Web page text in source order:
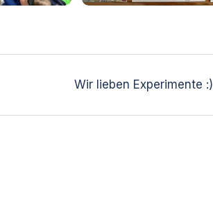
Wir lieben Experimente :)